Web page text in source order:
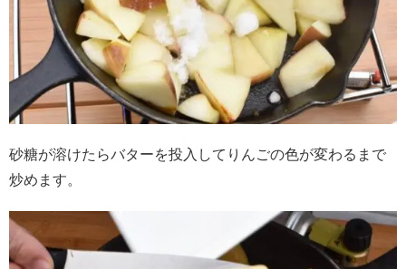
砂糖が溶けたらバターを投入してりんごの色が変わるまで
炒めます。